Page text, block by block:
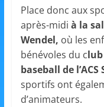
Place donc aux
après-midi à la
Wendel, où les
bénévoles du c
baseball de
sportifs ont
d’animateurs.